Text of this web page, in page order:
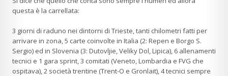
questa è la carrellata:
3 giorni di raduno nei dintorni di Trieste, tanti chilometri fatti per
arrivare in zona, 5 carte coinvolte in Italia (2: Repen e Borgo S.
Sergio) ed in Slovenia (3: Dutovljie, Veliky Dol, Lipica), 6 allenamenti
tecnici e 1 gara sprint, 3 comitati (Veneto, Lombardia e FVG che
ospitava), 2 società trentine (Trent-O e Gronlait), 4 tecnici sempre